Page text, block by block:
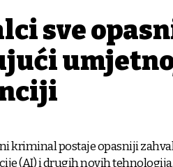
sve
kriminal postaje opasniji
(AI) i drugih novih